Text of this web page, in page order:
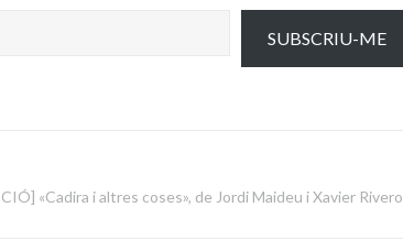
SUBSCRIU-ME
«Cadira i altres coses», de Jordi Maideu i Xavier Rivero